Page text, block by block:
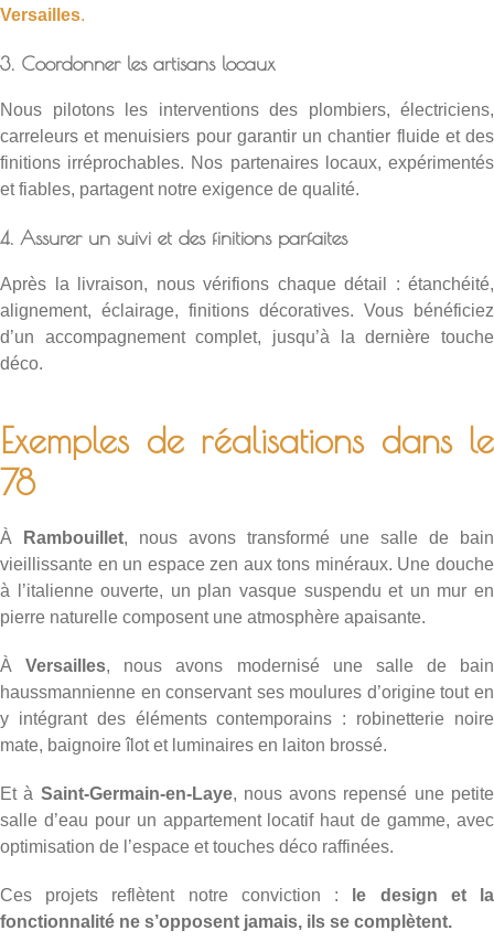
Versailles.
3. Coordonner les artisans locaux
Nous pilotons les interventions des plombiers, électriciens,
carreleurs et menuisiers pour garantir un chantier fluide et des
finitions irréprochables. Nos partenaires locaux, expérimentés
et fiables, partagent notre exigence de qualité.
4. Assurer un suivi et des finitions parfaites
Après la livraison, nous vérifions chaque détail : étanchéité,
alignement, éclairage, finitions décoratives. Vous bénéficiez
d’un accompagnement complet, jusqu’à la dernière touche
déco.
Exemples de réalisations dans le
78
À Rambouillet, nous avons transformé une salle de bain
vieillissante en un espace zen aux tons minéraux. Une douche
à l’italienne ouverte, un plan vasque suspendu et un mur en
pierre naturelle composent une atmosphère apaisante.
ÀVersailles, nous avons modernisé une salle de bain
haussmannienne en conservant ses moulures d’origine tout en
y intégrant des éléments contemporains : robinetterie noire
mate, baignoire îlot et luminaires en laiton brossé.
Et à Saint-Germain-en-Laye, nous avons repensé une petite
salle d’eau pour un appartement locatif haut de gamme, avec
optimisation de l’espace et touches déco raffinées.
Ces projets reflètent notre conviction :
le design et la
fonctionnalité ne s’opposent jamais, ils se complètent.